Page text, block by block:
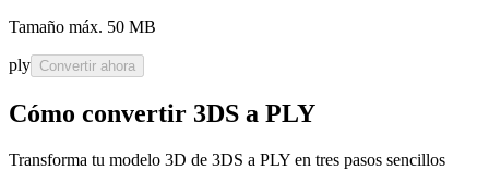
Tamaño máx. 50 MB
ply Convertir ahora
Cómo convertir 3DS a PLY
Transforma tu modelo 3D de 3DS a PLY en tres pasos sencillos